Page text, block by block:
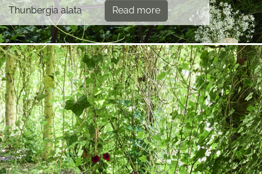
Thunbergia alata Read more